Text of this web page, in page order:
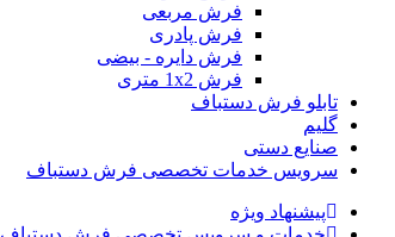
فرش مربعی
فرش پادری
فرش دایره - بیضی
فرش 1x2 متری
تابلو فرش دستباف
گلیم
صنایع دستی
سرویس خدمات تخصصی فرش دستباف
پیشنهاد ویژه